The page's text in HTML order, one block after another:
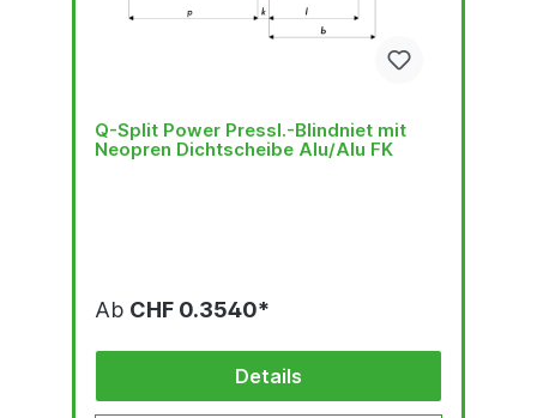
Q-Split Power Pressl.-Blindniet mit
Neopren Dichtscheibe Alu/Alu FK
Ab CHF 0.3540*
Details